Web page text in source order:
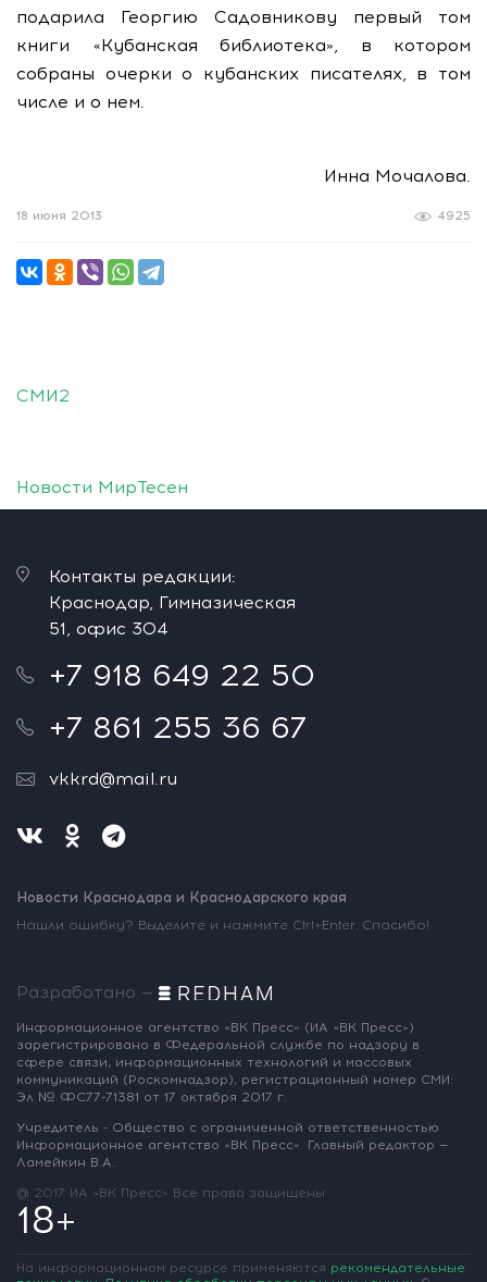
подарила Георгию Садовникову первый том
книги «Кубанская библиотека», в котором
собраны очерки о кубанских писателях, в том
числе и о нем.
Инна Мочалова.
4925
18 июня 2013
СМИ2
Новости МирТесен
Контакты редакции:
Краснодар, Гимназическая
51, офис 304
+7 918 649 22 50
+7 861 255 36 67
vkkrd@mail.ru
Новости Краснодара и Краснодарского края
Нашли ошибку? Выделите и нажмите Ctrl+Enter. Спасибо!
Разработано —
Информационное агентство «ВК Пресс» (ИА «ВК Пресс»)
зарегистрировано в Федеральной службе по надзору в
сфере связи, информационных технологий и массовых
коммуникаций (Роскомнадзор), регистрационный номер СМИ:
Эл № ФС77-71381 от 17 октября 2017 г.
Учредитель - Общество с ограниченной ответственностью
Информационное агентство «ВК Пресс». Главный редактор —
Ламейкин В.А.
@ 2017 ИА «ВК Пресс» Все права защищены
18+
На информационном ресурсе применяются рекомендательные